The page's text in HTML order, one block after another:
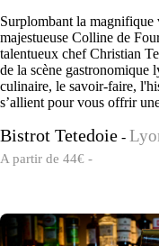
Surplombant la magnifique
majestueuse Colline de
talentueux chef Christian
de la scène gastronomique
culinaire, le savoir-faire,
s’allient pour vous offrir
Bistrot Tetedoie -
A partir de 44€ -